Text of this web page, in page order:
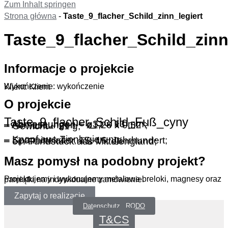
Zum Inhalt springen
Strona główna - Taste_9_flacher_Schild_zinn_legiert
Informacje o projekcie
Wykończenie: wykończenie
Klient: Klient
O projekcie
Taste_9_flacher_Schild_Fuß_cyny
– Abmessungen ~ ø31 x 13 mm;
– Abmessungen ~ ø1,26 x 0,52″;
– Gewicht ~ 21 g;
– Knopf aus Zinnlegierung;
– Spätmittelalter, 15.-16. Jahrhundert;
– ein Fundstück aus Mittelengland;
Masz pomysł na podobny projekt?
Projektujemy i wykonujemy metalowe breloki, magnesy oraz pamiątki na indywidualne zamówienie.
Zapytaj o realizację
Datenschutz _RODO
T&CS